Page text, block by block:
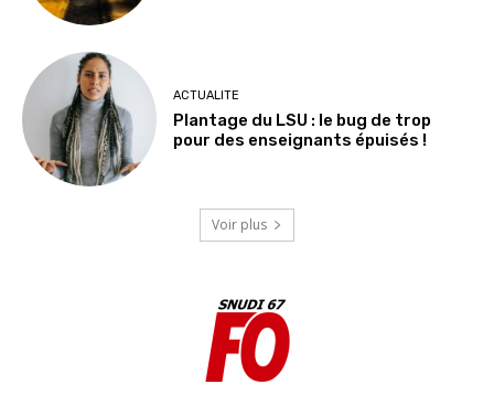
ACTUALITE
Plantage du LSU : le bug de trop
pour des enseignants épuisés !
Voir plus